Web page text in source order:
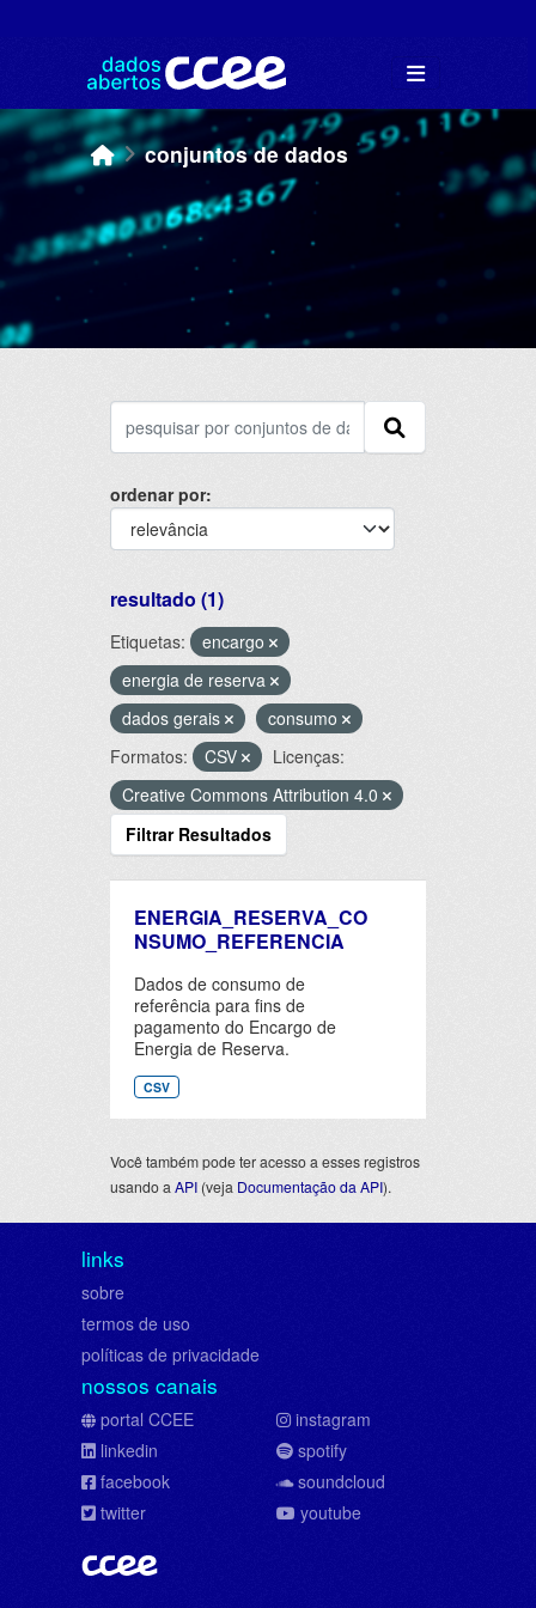
conjuntos de dados
ordenar por
resultado (1)
Etiquetas:
encargo
energia de reserva
dados gerais
consumo
Formatos:
CSV
Licenças:
Creative Commons Attribution 4.0
Filtrar Resultados
ENERGIA_RESERVA_CO
NSUMO_REFERENCIA
Dados de consumo de
referência para fins de
pagamento do Encargo de
Energia de Reserva.
CSV
Você também pode ter acesso a esses registros
usando a API (veja Documentação da API).
links
sobre
termos de uso
políticas de privacidade
nossos canais
portal CCEE
linkedin
facebook
twitter
instagram
spotify
soundcloud
youtube